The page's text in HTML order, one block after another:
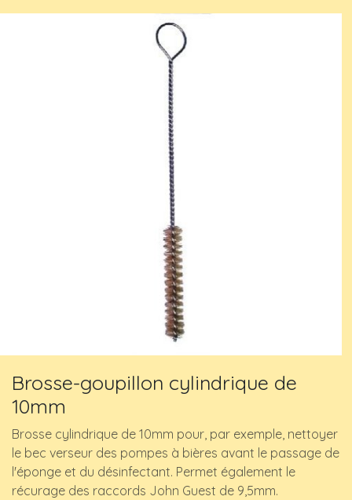
Brosse-goupillon cylindrique de
10mm
Brosse cylindrique de 10mm pour, par exemple, nettoyer
le bec verseur des pompes à bières avant le passage de
l'éponge et du désinfectant. Permet également le
récurage des raccords John Guest de 9,5mm.